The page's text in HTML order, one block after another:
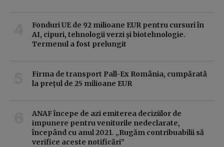
Fonduri UE de 92 milioane EUR pentru cursuri în
AI, cipuri, tehnologii verzi și biotehnologie.
Termenul a fost prelungit
Firma de transport Pall-Ex România, cumpărată
la prețul de 25 milioane EUR
ANAF începe de azi emiterea deciziilor de
impunere pentru veniturile nedeclarate,
începând cu anul 2021. „Rugăm contribuabilii să
verifice aceste notificări”